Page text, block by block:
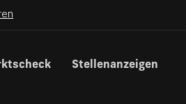
Stellenanzeigen